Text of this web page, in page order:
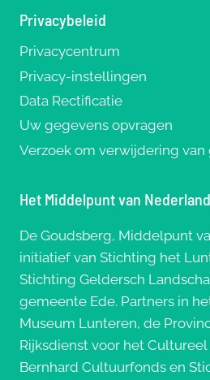
Privacybeleid
Privacycentrum
Privacy-instellingen
Data Rectificatie
Uw gegevens opvragen
Verzoek om verwijdering van
Het Middelpunt van Nederland
De Goudsberg, Middelpunt
initiatief van Stichting het
Stichting Geldersch
gemeente Ede. Partners in
Museum Lunteren, de
Rijksdienst voor het
Bernhard Cultuurfonds en